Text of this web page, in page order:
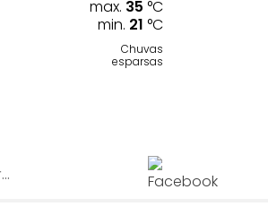
max. 35 °C
min. 21 °C
Chuvas
esparsas